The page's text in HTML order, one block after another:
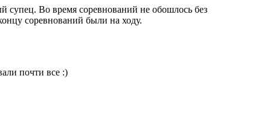
супец. Во время соревнований не обошлось без
соревнований были на ходу.
почти все :)